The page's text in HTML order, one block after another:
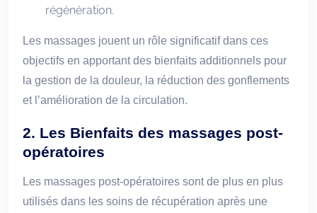
régénération.
Les massages jouent un rôle significatif dans ces
objectifs en apportant des bienfaits additionnels pour
la gestion de la douleur, la réduction des gonflements
et l’amélioration de la circulation.
2. Les Bienfaits des massages post-
opératoires
Les massages post-opératoires sont de plus en plus
utilisés dans les soins de récupération après une